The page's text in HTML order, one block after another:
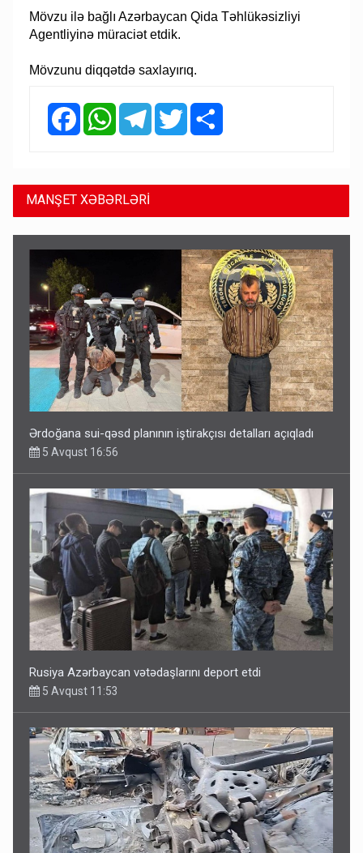
Mövzu ilə bağlı Azərbaycan Qida Təhlükəsizliyi
Agentliyinə müraciət etdik.
Mövzunu diqqətdə saxlayırıq.
FacebookWhatsAppTelegramTwitter
MANŞET XƏBƏRLƏRİ
Ərdoğana sui-qəsd planının iştirakçısı detalları açıqladı
5 Avqust 16:56
Rusiya Azərbaycan vətədaşlarını deport etdi
5 Avqust 11:53